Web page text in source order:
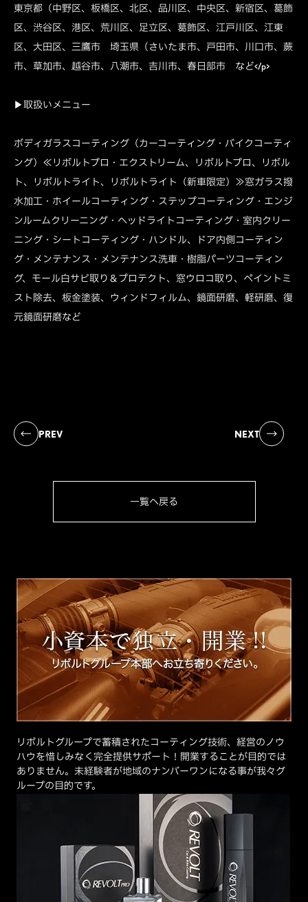
東京都（中野区、板橋区、北区、品川区、中央区、新宿区、葛飾
区、渋谷区、港区、荒川区、足立区、葛飾区、江戸川区、江東
区、大田区、三鷹市 埼玉県（さいたま市、戸田市、川口市、蕨
市、草加市、越谷市、八潮市、吉川市、春日部市 など</p>
▶取扱いメニュー
ボディガラスコーティング（カーコーティング・バイクコーティ
ング）≪リボルトプロ・エクストリーム、リボルトプロ、リボル
ト、リボルトライト、リボルトライト（新車限定）≫窓ガラス撥
水加工・ホイールコーティング・ステップコーティング・エンジ
ンルームクリーニング・ヘッドライトコーティング・室内クリー
ニング・シートコーティング・ハンドル、ドア内側コーティン
グ・メンテナンス・メンテナンス洗車・樹脂パーツコーティン
グ、モール白サビ取り＆プロテクト、窓ウロコ取り、ペイントミ
スト除去、板金塗装、ウィンドフィルム、鏡面研磨、軽研磨、復
元鏡面研磨など
PREV NEXT
一覧へ戻る
リボルトグループで蓄積されたコーティング技術、経営のノウ
ハウを惜しみなく完全提供サポート！開業することが目的では
ありません。未経験者が地域のナンバーワンになる事が我々グ
ループの目的です。